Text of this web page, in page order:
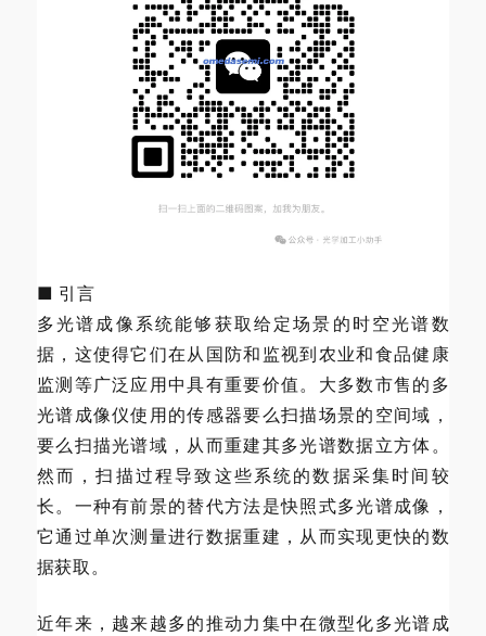
■ 引言
多光谱成像系统能够获取给定场景的时空光谱数
据，这使得它们在从国防和监视到农业和食品健康
监测等广泛应用中具有重要价值。大多数市售的多
光谱成像仪使用的传感器要么扫描场景的空间域，
要么扫描光谱域，从而重建其多光谱数据立方体。
然而，扫描过程导致这些系统的数据采集时间较
长。一种有前景的替代方法是快照式多光谱成像，
它通过单次测量进行数据重建，从而实现更快的数
据获取。
近年来，越来越多的推动力集中在微型化多光谱成